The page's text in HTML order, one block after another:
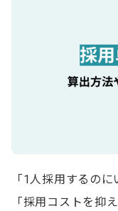
「1人採用するの
「採用コストを抑